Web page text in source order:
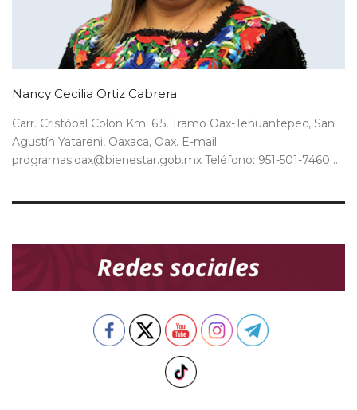
Nancy Cecilia Ortiz Cabrera
Carr. Cristóbal Colón Km. 6.5, Tramo Oax-Tehuantepec, San
Agustín Yatareni, Oaxaca, Oax. E-mail:
programas.oax@bienestar.gob.mx Teléfono: 951-501-7460 ...